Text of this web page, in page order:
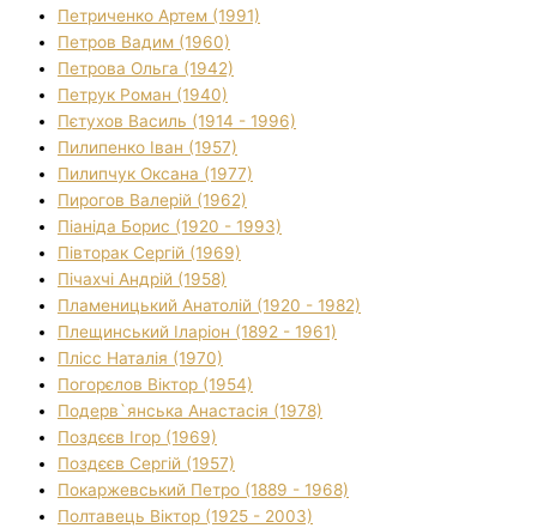
Петриченко Артем (1991)
Петров Вадим (1960)
Петрова Ольга (1942)
Петрук Роман (1940)
Пєтухов Василь (1914 - 1996)
Пилипенко Іван (1957)
Пилипчук Оксана (1977)
Пирогов Валерій (1962)
Піаніда Борис (1920 - 1993)
Півторак Сергій (1969)
Пічахчі Андрій (1958)
Пламеницький Анатолій (1920 - 1982)
Плещинський Іларіон (1892 - 1961)
Плісс Наталія (1970)
Погорєлов Віктор (1954)
Подерв`янська Анастасія (1978)
Поздєєв Ігор (1969)
Поздєєв Сергій (1957)
Покаржевський Петро (1889 - 1968)
Полтавець Віктор (1925 - 2003)